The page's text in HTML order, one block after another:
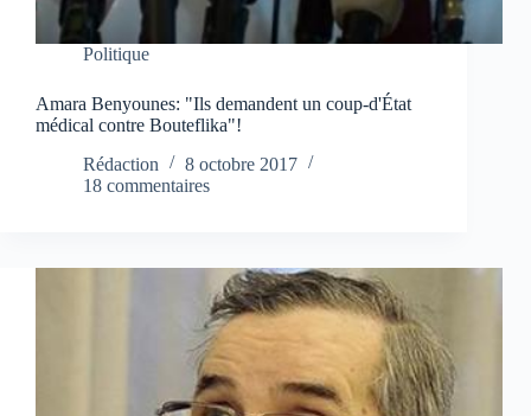
Politique
Amara Benyounes: "Ils demandent un coup-d'État
médical contre Bouteflika"!
Rédaction
8 octobre 2017
18 commentaires